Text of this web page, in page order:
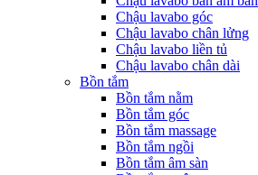
Chậu lavabo góc
Chậu lavabo chân lửng
Chậu lavabo liền tủ
Chậu lavabo chân dài
Bồn tắm
Bồn tắm nằm
Bồn tắm góc
Bồn tắm massage
Bồn tắm ngồi
Bồn tắm âm sàn